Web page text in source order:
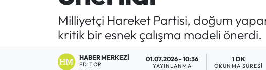
Milliyetçi Hareket Partisi, doğum
kritik bir esnek çalışma modeli önerdi.
HABER MERKEZI
EDITÖR
01.07.2026 - 10:36
YAYINLANMA
1 DK
OKUNMA SÜRESI
Çorum Son Dakika Haberleri
Dodurga Haberleri
Son Dakika Haberleri
Haber Arşivi